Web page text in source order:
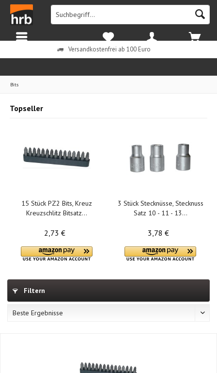
Versandkostenfrei ab 100 Euro
Merkzettel Mein Konto
Bits
Topseller
15 Stück PZ2 Bits, Kreuz
Kreuzschlitz Bitsatz...
2,73 €
3 Stück Stecknüsse, Stecknuss
Satz 10 - 11 - 13...
3,78 €
Filtern